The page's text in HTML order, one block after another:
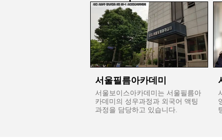
서울필름아카데미
서울보이스아카데미는 서울필름아
카데미의 성우과정과 외국어 액팅
과정을 담당하고 있습니다.